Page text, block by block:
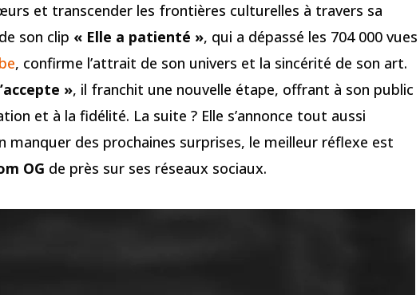
et transcender les frontières culturelles à travers sa
son clip « Elle a patienté », qui a dépassé les 704 000 vues
, confirme l’attrait de son univers et la sincérité de son art.
», il franchit une nouvelle étape, offrant à son public
et à la fidélité. La suite ? Elle s’annonce tout aussi
manquer des prochaines surprises, le meilleur réflexe est
OG de près sur ses réseaux sociaux.